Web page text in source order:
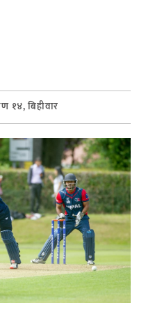
१४, बिहीवार